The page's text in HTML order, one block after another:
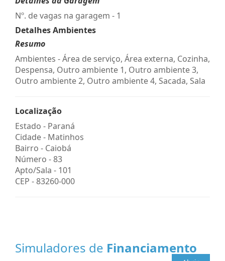
Nº. de vagas na garagem - 1
Detalhes Ambientes
Resumo
Ambientes - Área de serviço, Área externa, Cozinha,
Despensa, Outro ambiente 1, Outro ambiente 3,
Outro ambiente 2, Outro ambiente 4, Sacada, Sala
Localização
Estado - Paraná
Cidade - Matinhos
Bairro - Caiobá
Número -83
Apto/Sala - 101
CEP -83260-000
Simuladores de Financiamento